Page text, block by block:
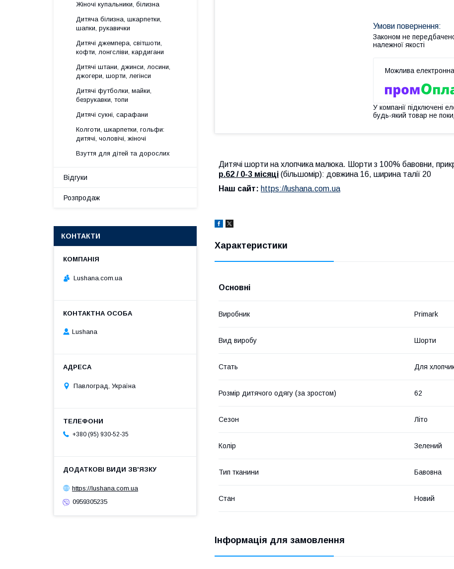
Законом не
належної якості
У компанії підключені
будь-який товар не
Дитячі шорти на хлопчика малюка. Шорти з 100% бавовни,
р.62 / 0-3 місяці (більшомір): довжина 16, ширина талії 20
Наш сайт: https://lushana.com.ua
Характеристики
Основні
Виробник Primark
Вид виробу Шорти
Стать Для
Розмір дитячого одягу (за зростом) 62
Сезон Літо
Колір Зелений
Тип тканини Бавовна
Стан Новий
Інформація для замовлення
Жіночі купальники, білизна
Дитяча білизна, шкарпетки,
шапки, рукавички
Дитячі джемпера, світшоти,
кофти, лонгсліви, кардигани
Дитячі штани, джинси, лосини,
джогери, шорти, легінси
Дитячі футболки, майки,
безрукавки, топи
Дитячі сукні, сарафани
Колготи, шкарпетки, гольфи:
дитячі, чоловічі, жіночі
Взуття для дітей та дорослих
Відгуки
Розпродаж
КОНТАКТИ
Lushana.com.ua
Lushana
Павлоград, Україна
+380 (95) 930-52-35
https://lushana.com.ua
0959305235